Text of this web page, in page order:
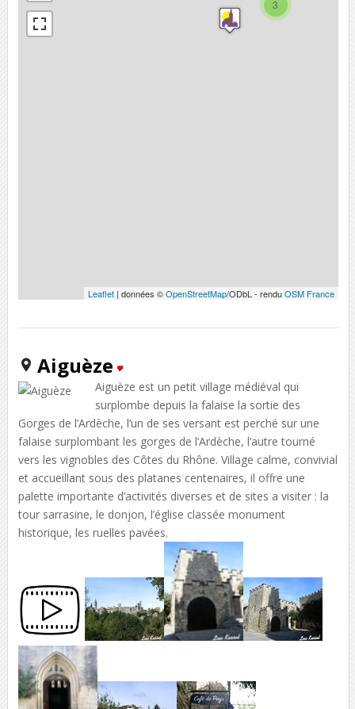
3
Leaflet | données ©OpenStreetMap/ODbL - renduOSM France
Aiguèze
Aiguèze est un petit village médiéval qui
surplombe depuis la falaise la sortie des
Gorges de l’Ardèche, l’un de ses versant est perché sur une
falaise surplombant les gorges de l’Ardèche, l’autre tourné
vers les vignobles des Côtes du Rhône. Village calme, convivial
et accueillant sous des platanes centenaires, il offre une
palette importante d’activités diverses et de sites a visiter : la
tour sarrasine, le donjon, l’église classée monument
historique, les ruelles pavées.